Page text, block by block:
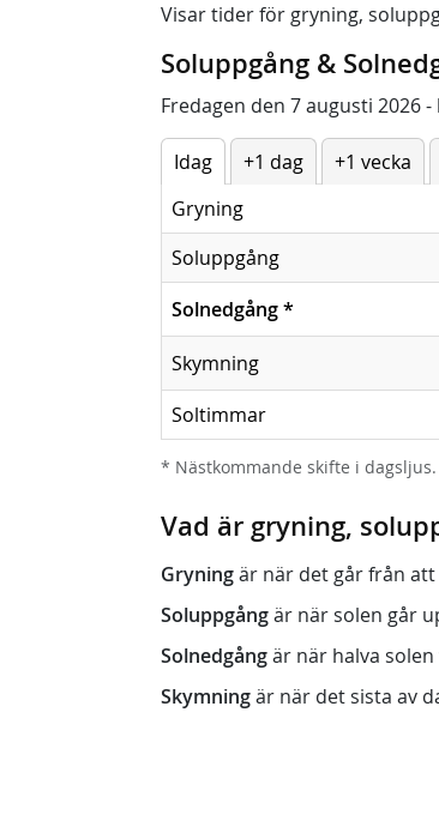
Visar tider för gryning,
Soluppgång &
Fredagen den 7 augusti 2026 -
Idag +1 dag +1 vecka
Gryning
Soluppgång
Solnedgång*
Skymning
Soltimmar
* Nästkommande skifte i dagsljus.
Vad är gryning,
Gryningär när det går från
Soluppgångär när solen går
Solnedgångär när halva
Skymningär när det sista av